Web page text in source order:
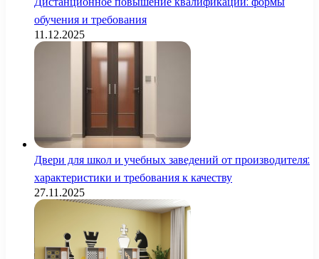
обучения и требования
11.12.2025
Двери для школ и учебных заведений от производителя:
характеристики и требования к качеству
27.11.2025